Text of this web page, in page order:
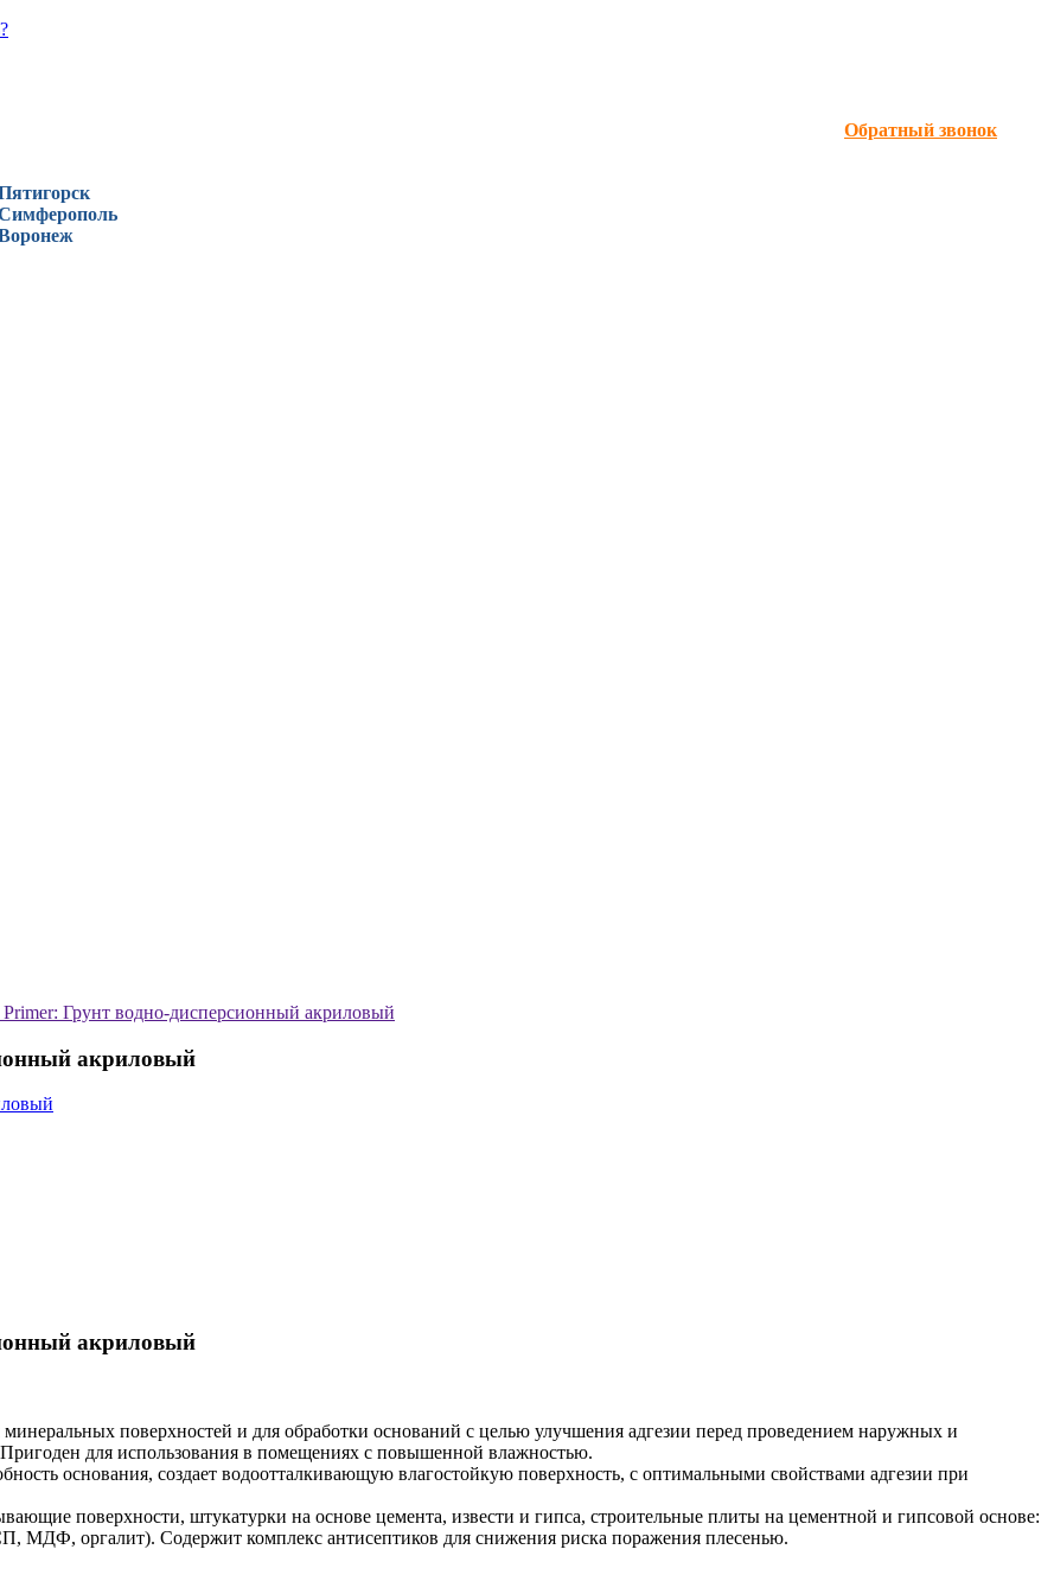
Обратный звонок
Грунт водно-дисперсионный акриловый
акриловый
акриловый
поверхностей и для обработки оснований с целью улучшения адгезии перед проведением наружных и
для использования в помещениях с повышенной влажностью.
основания, создает водоотталкивающую влагостойкую поверхность, с оптимальными свойствами адгезии при
поверхности, штукатурки на основе цемента, извести и гипса, строительные плиты на цементной и гипсовой основе:
МДФ, оргалит). Содержит комплекс антисептиков для снижения риска поражения плесенью.